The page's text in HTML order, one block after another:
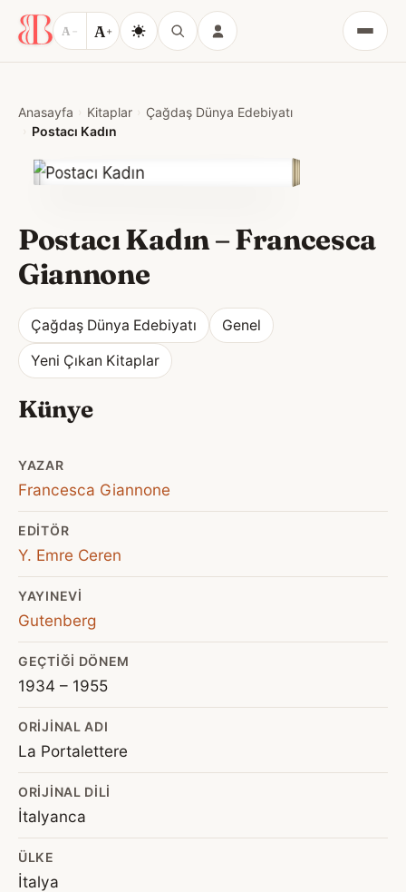
A − A+
Menü
Anasayfa Kitaplar
Çağdaş Dünya Edebiyatı
Postacı Kadın
Postacı Kadın–Francesca
Giannone
Çağdaş Dünya Edebiyatı Genel
Yeni Çıkan Kitaplar
Künye
YAZAR
Francesca Giannone
EDITÖR
Y. Emre Ceren
YAYINEVI
Gutenberg
GEÇTIĞI DÖNEM
1934 – 1955
ORIJINAL ADI
La Portalettere
ORIJINAL DILI
İtalyanca
ÜLKE
İtalya